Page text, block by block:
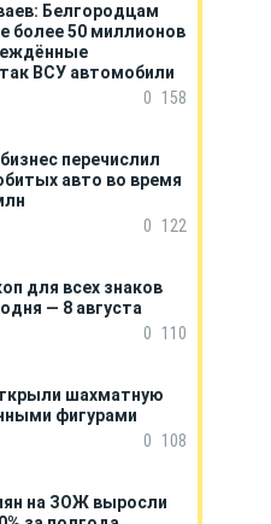
Белгородцам
более 50 миллионов
ВСУ автомобили
0
158
перечислил
авто во время
0
122
для всех знаков
— 8 августа
0
110
шахматную
фигурами
0
108
на ЗОЖ выросли